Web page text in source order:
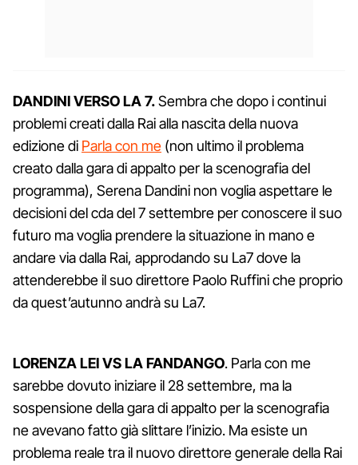
DANDINI VERSO LA 7.Sembra che dopo i continui
problemi creati dalla Rai alla nascita della nuova
edizione di Parla con me (non ultimo il problema
creato dalla gara di appalto per la scenografia del
programma), Serena Dandini non voglia aspettare le
decisioni del cda del 7 settembre per conoscere il suo
futuro ma voglia prendere la situazione in mano e
andare via dalla Rai, approdando su La7 dove la
attenderebbe il suo direttore Paolo Ruffini che proprio
da quest’autunno andrà su La7.
LORENZA LEI VS LA FANDANGO. Parla con me
sarebbe dovuto iniziare il 28 settembre, ma la
sospensione della gara di appalto per la scenografia
ne avevano fatto già slittare l’inizio. Ma esiste un
problema reale tra il nuovo direttore generale della Rai